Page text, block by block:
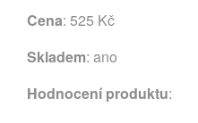
Cena: 525 Kč
Skladem: ano
Hodnocení produktu: